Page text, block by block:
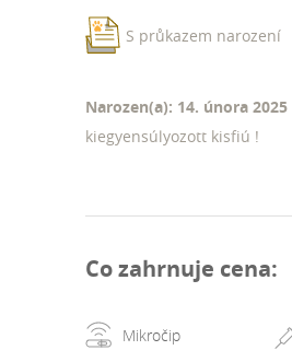
S průkazem narození
Narozen(a): 14. února 2025
kiegyensúlyozott kisfiú !
Co zahrnuje cena:
Mikročip